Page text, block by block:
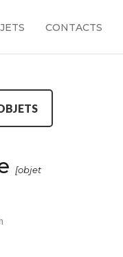
CONTACTS
[objet